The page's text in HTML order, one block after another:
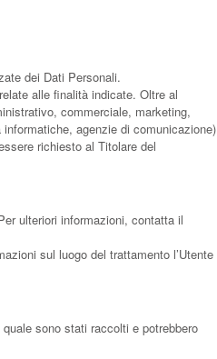
dei Dati Personali.
alle finalità indicate. Oltre al
commerciale, marketing,
agenzie di comunicazione)
richiesto al Titolare del
ulteriori informazioni, contatta il
sul luogo del trattamento l’Utente
sono stati raccolti e potrebbero